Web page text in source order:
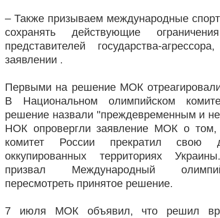
– Также призываем международные
сохранять действующие
представителей государства-
заявлении .
Первыми на решение МОК
В Национальном олимпийском
решение назвали "преждевременным и
НОК опровергли заявление МОК о том,
комитет России прекратил свою
оккупированных территориях
призвал Международный
пересмотреть принятое решение.
7 июля МОК объявил, что решил